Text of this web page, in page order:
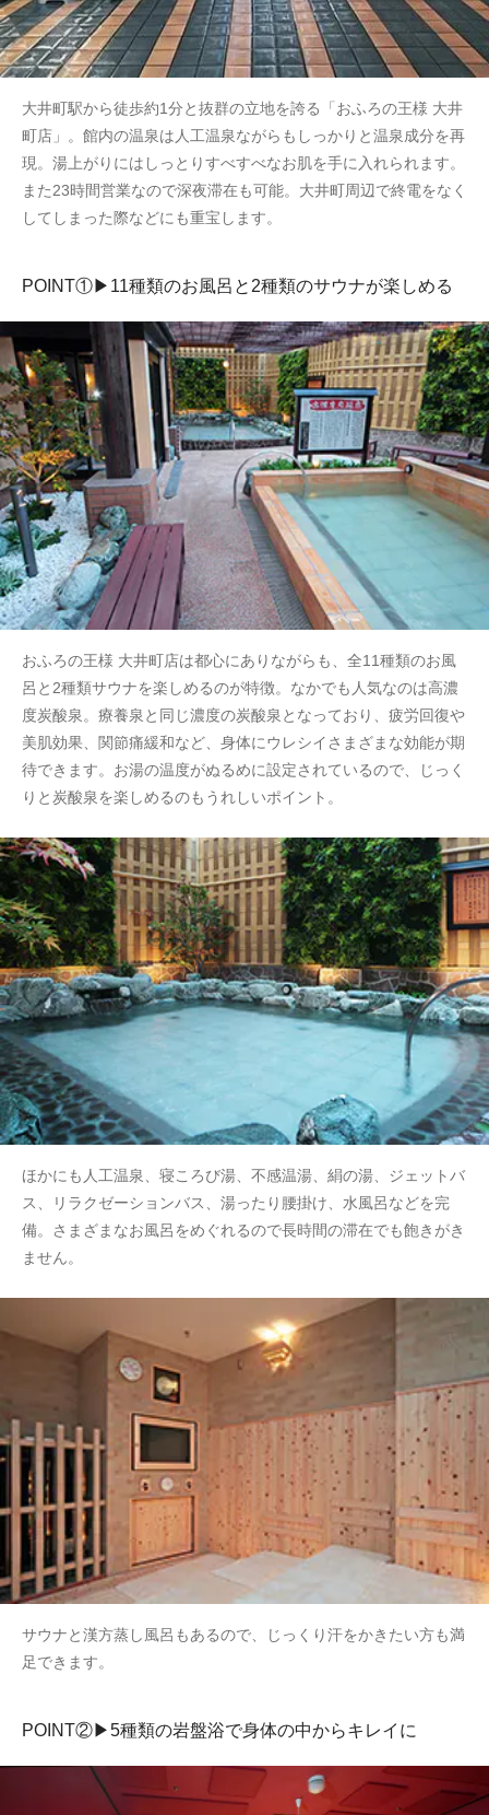
大井町駅から徒歩約1分と抜群の立地を誇る「おふろの王様 大井
町店」。館内の温泉は人工温泉ながらもしっかりと温泉成分を再
現。湯上がりにはしっとりすべすべなお肌を手に入れられます。
また23時間営業なので深夜滞在も可能。大井町周辺で終電をなく
してしまった際などにも重宝します。
POINT①▶11種類のお風呂と2種類のサウナが楽しめる
おふろの王様 大井町店は都心にありながらも、全11種類のお風
呂と2種類サウナを楽しめるのが特徴。なかでも人気なのは高濃
度炭酸泉。療養泉と同じ濃度の炭酸泉となっており、疲労回復や
美肌効果、関節痛緩和など、身体にウレシイさまざまな効能が期
待できます。お湯の温度がぬるめに設定されているので、じっく
りと炭酸泉を楽しめるのもうれしいポイント。
ほかにも人工温泉、寝ころび湯、不感温湯、絹の湯、ジェットバ
ス、リラクゼーションバス、湯ったり腰掛け、水風呂などを完
備。さまざまなお風呂をめぐれるので長時間の滞在でも飽きがき
ません。
サウナと漢方蒸し風呂もあるので、じっくり汗をかきたい方も満
足できます。
POINT②▶5種類の岩盤浴で身体の中からキレイに